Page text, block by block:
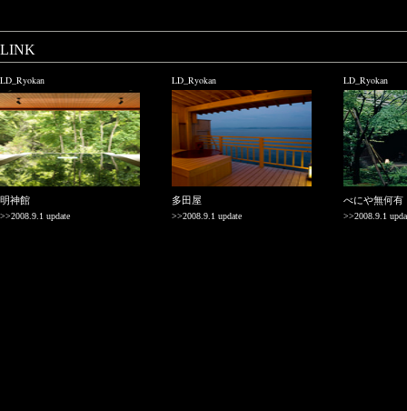
LINK
LD_Ryokan
明神館
>>2008.9.1 update
LD_Ryokan
多田屋
>>2008.9.1 update
LD_Ryokan
べにや無何有
>>2008.9.1